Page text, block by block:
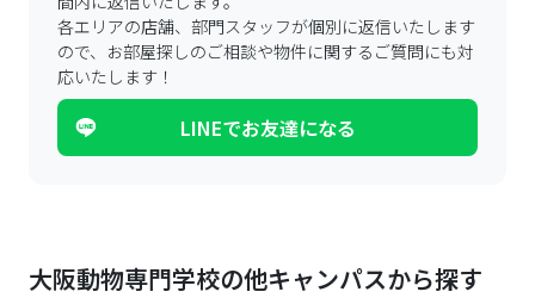
各エリアの店舗、部門スタッフが個別に返信いたします
ので、 お部屋探しのご相談や物件に関するご質問にも対
応いたします！
LINEでお友達になる
大阪動物専門学校の他キャンパスから探す